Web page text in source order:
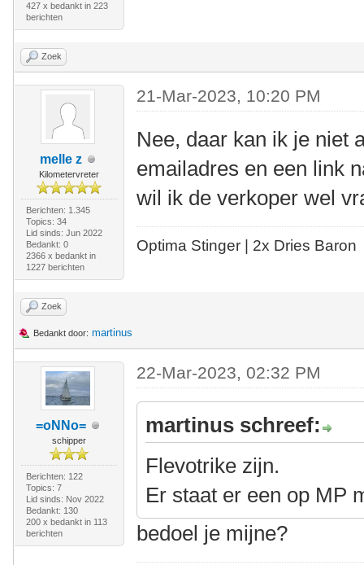
427 x bedankt in 223
berichten
Zoek
melle z
Kilometervreter
Berichten: 1.345
Topics: 34
Lid sinds: Jun 2022
Bedankt: 0
2366 x bedankt in
1227 berichten
21-Mar-2023, 10:20 PM
Nee, daar kan ik je niet
emailadres en een link
wil ik de verkoper wel
Optima Stinger | 2x Dries Baron
Zoek
Bedankt door: martinus
=oNNo=
schipper
Berichten: 122
Topics: 7
Lid sinds: Nov 2022
Bedankt: 130
200 x bedankt in 113
berichten
22-Mar-2023, 02:32 PM
martinus schreef:
Flevotrike zijn.
Er staat er een op MP
bedoel je mijne?